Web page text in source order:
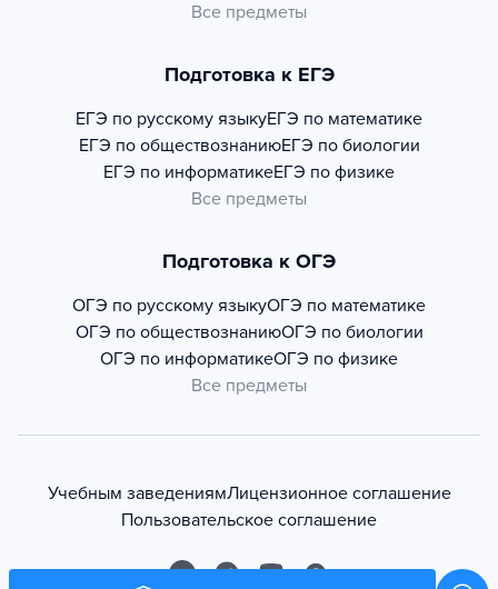
Все предметы
Подготовка к ЕГЭ
ЕГЭ по русскому языкуЕГЭ по математике
ЕГЭ по обществознаниюЕГЭ по биологии
ЕГЭ по информатикеЕГЭ по физике
Все предметы
Подготовка к ОГЭ
ОГЭ по русскому языкуОГЭ по математике
ОГЭ по обществознаниюОГЭ по биологии
ОГЭ по информатикеОГЭ по физике
Все предметы
Учебным заведениямЛицензионное соглашение
Пользовательское соглашение